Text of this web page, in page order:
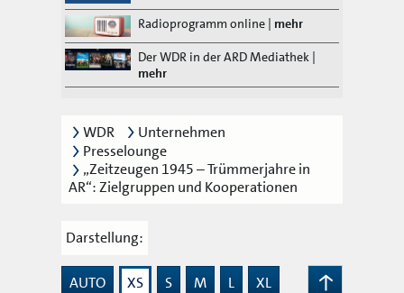
Radioprogramm online | mehr
Der WDR in der ARD Mediathek |
mehr
WDR
Unternehmen
Presselounge
„Zeitzeugen 1945 – Trümmerjahre in
AR“: Zielgruppen und Kooperationen
Darstellung:
AUTO XS S M L
XL